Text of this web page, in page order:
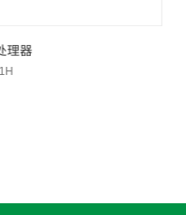
4K60分布式可视化管控平台